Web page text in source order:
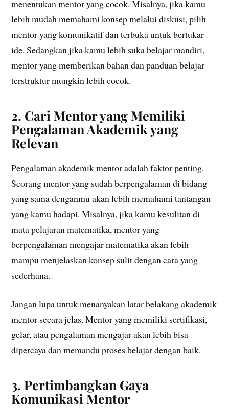
menentukan mentor yang cocok. Misalnya, jika kamu
lebih mudah memahami konsep melalui diskusi, pilih
mentor yang komunikatif dan terbuka untuk bertukar
ide. Sedangkan jika kamu lebih suka belajar mandiri,
mentor yang memberikan bahan dan panduan belajar
terstruktur mungkin lebih cocok.
2. Cari Mentor yang Memiliki
Pengalaman Akademik yang
Relevan
Pengalaman akademik mentor adalah faktor penting.
Seorang mentor yang sudah berpengalaman di bidang
yang sama denganmu akan lebih memahami tantangan
yang kamu hadapi. Misalnya, jika kamu kesulitan di
mata pelajaran matematika, mentor yang
berpengalaman mengajar matematika akan lebih
mampu menjelaskan konsep sulit dengan cara yang
sederhana.
Jangan lupa untuk menanyakan latar belakang akademik
mentor secara jelas. Mentor yang memiliki sertifikasi,
gelar, atau pengalaman mengajar akan lebih bisa
dipercaya dan memandu proses belajar dengan baik.
3. Pertimbangkan Gaya
Komunikasi Mentor